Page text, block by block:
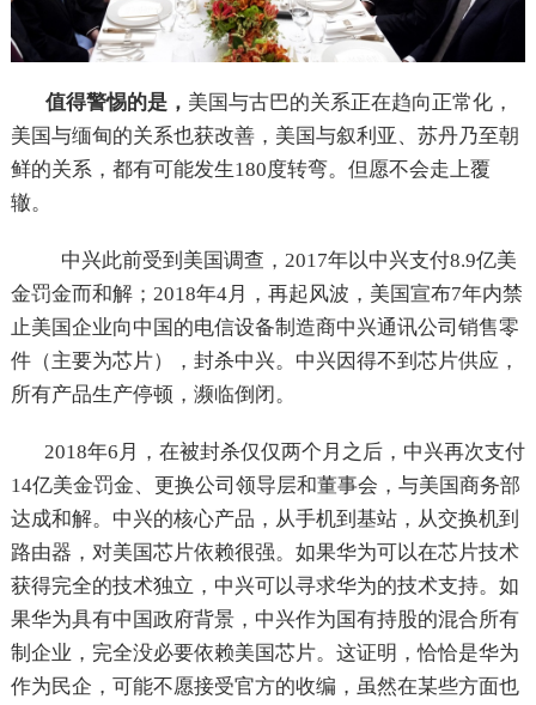
值得警惕的是， 美国与古巴的关系正在趋向正常化，
美国与缅甸的关系也获改善，美国与叙利亚、苏丹乃至朝
鲜的关系，都有可能发生180度转弯。但愿不会走上覆
辙。
中兴此前受到美国调查，2017年以中兴支付8.9亿美
金罚金而和解；2018年4月，再起风波，美国宣布7年内禁
止美国企业向中国的电信设备制造商中兴通讯公司销售零
件（主要为芯片），封杀中兴。中兴因得不到芯片供应，
所有产品生产停顿，濒临倒闭。
2018年6月，在被封杀仅仅两个月之后，中兴再次支付
14亿美金罚金、更换公司领导层和董事会，与美国商务部
达成和解。中兴的核心产品，从手机到基站，从交换机到
路由器，对美国芯片依赖很强。如果华为可以在芯片技术
获得完全的技术独立，中兴可以寻求华为的技术支持。如
果华为具有中国政府背景，中兴作为国有持股的混合所有
制企业，完全没必要依赖美国芯片。这证明，恰恰是华为
作为民企，可能不愿接受官方的收编，虽然在某些方面也